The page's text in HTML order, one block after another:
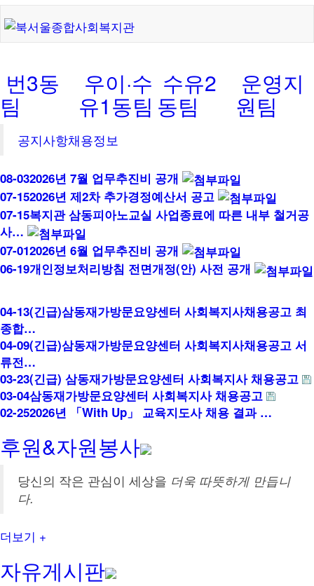
번3동
팀
우이·수
유1동팀
수유2
동팀
운영지
원팀
공지사항채용정보
08-032026년 7월 업무추진비 공개
07-152026년 제2차 추가경정예산서 공고
07-15복지관 삼동피아노교실 사업종료에 따른 내부 철거공
사…
07-012026년 6월 업무추진비 공개
06-19개인정보처리방침 전면개정(안) 사전 공개
04-13(긴급)삼동재가방문요양센터 사회복지사채용공고 최
종합…
04-09(긴급)삼동재가방문요양센터 사회복지사채용공고 서
류전…
03-23(긴급) 삼동재가방문요양센터 사회복지사 채용공고
03-04삼동재가방문요양센터 사회복지사 채용공고
02-252026년 「With Up」 교육지도사 채용 결과 …
후원&자원봉사
당신의 작은 관심이 세상을 더욱 따뜻하게 만듭니
다.
더보기 +
자유게시판